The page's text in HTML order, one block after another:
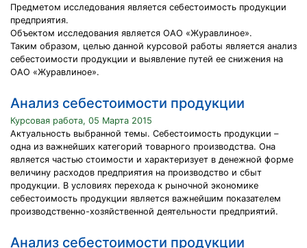
Предметом исследования является себестоимость продукции
предприятия.
Объектом исследования является ОАО «Журавлиное».
Таким образом, целью данной курсовой работы является анализ
себестоимости продукции и выявление путей ее снижения на
ОАО «Журавлиное».
Анализ себестоимости продукции
Курсовая работа, 05 Марта 2015
Актуальность выбранной темы. Себестоимость продукции –
одна из важнейших категорий товарного производства. Она
является частью стоимости и характеризует в денежной форме
величину расходов предприятия на производство и сбыт
продукции. В условиях перехода к рыночной экономике
себестоимость продукции является важнейшим показателем
производственно-хозяйственной деятельности предприятий.
Анализ себестоимости продукции